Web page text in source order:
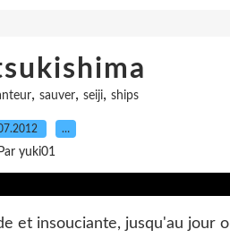
, sauver, seiji, ships
…
yuki01
et insouciante, jusqu'au jour